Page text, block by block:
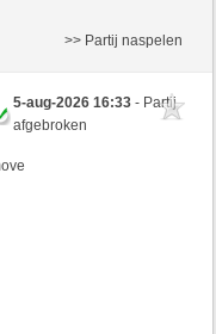
>> Partij naspelen
5-aug-2026 16:33- Partij
afgebroken